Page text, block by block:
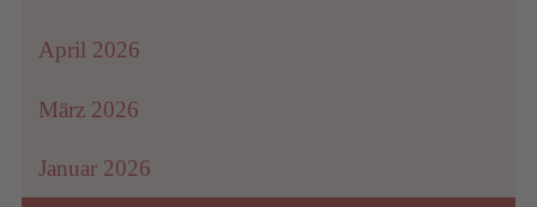
April 2026
März 2026
Januar 2026